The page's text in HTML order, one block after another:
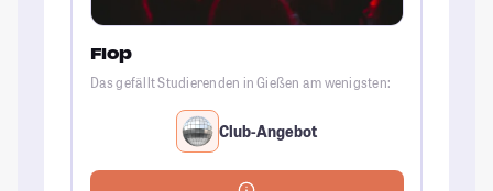
Flop
Das gefällt Studierenden in Gießen am wenigsten:
Club-Angebot